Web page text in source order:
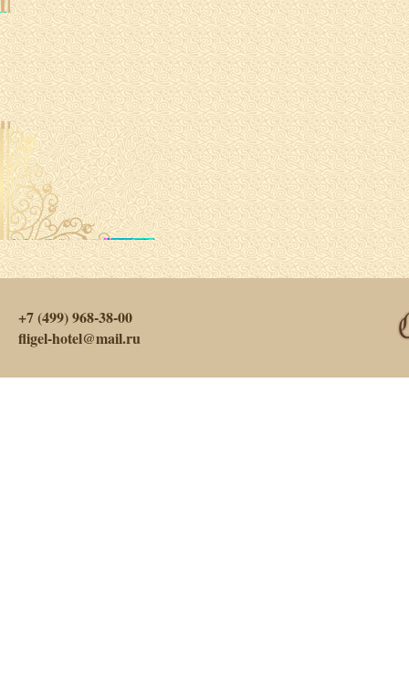
+7 (499) 968-38-00
fligel-hotel@mail.ru